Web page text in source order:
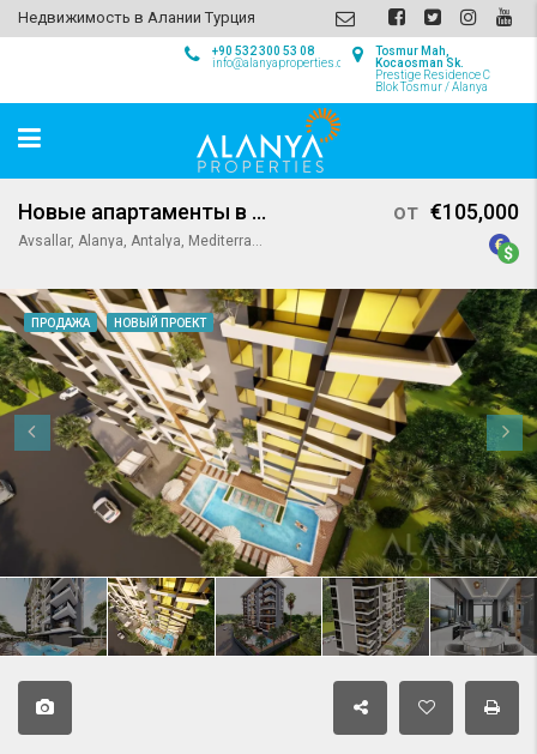
Недвижимость в Алании Турция
Tosmur Mah,
Kocaosman Sk.
Prestige Residence C
Blok Tosmur / Alanya
+90 532 300 53 08
info@alanyaproperties.com
Новые апартаменты в Авсалларе, Аланья
Avsallar, Alanya, Antalya, Mediterranean Region, Turkey
от €105,000
ПРОДАЖА НОВЫЙ ПРОЕКТ